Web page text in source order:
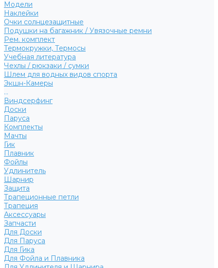
Модели
Наклейки
Очки солнцезащитные
Подушки на багажник / Увязочные ремни
Рем. комплект
Термокружки, Термосы
Учебная литература
Чехлы / рюкзаки / сумки
Шлем для водных видов спорта
Экшн-Камеры
...
Виндсерфинг
Доски
Паруса
Комплекты
Мачты
Гик
Плавник
Фойлы
Удлинитель
Шарнир
Защита
Трапеционные петли
Трапеция
Аксессуары
Запчасти
Для Доски
Для Паруса
Для Гика
Для Фойла и Плавника